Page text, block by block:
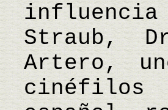
influencia
Straub,
Artero,